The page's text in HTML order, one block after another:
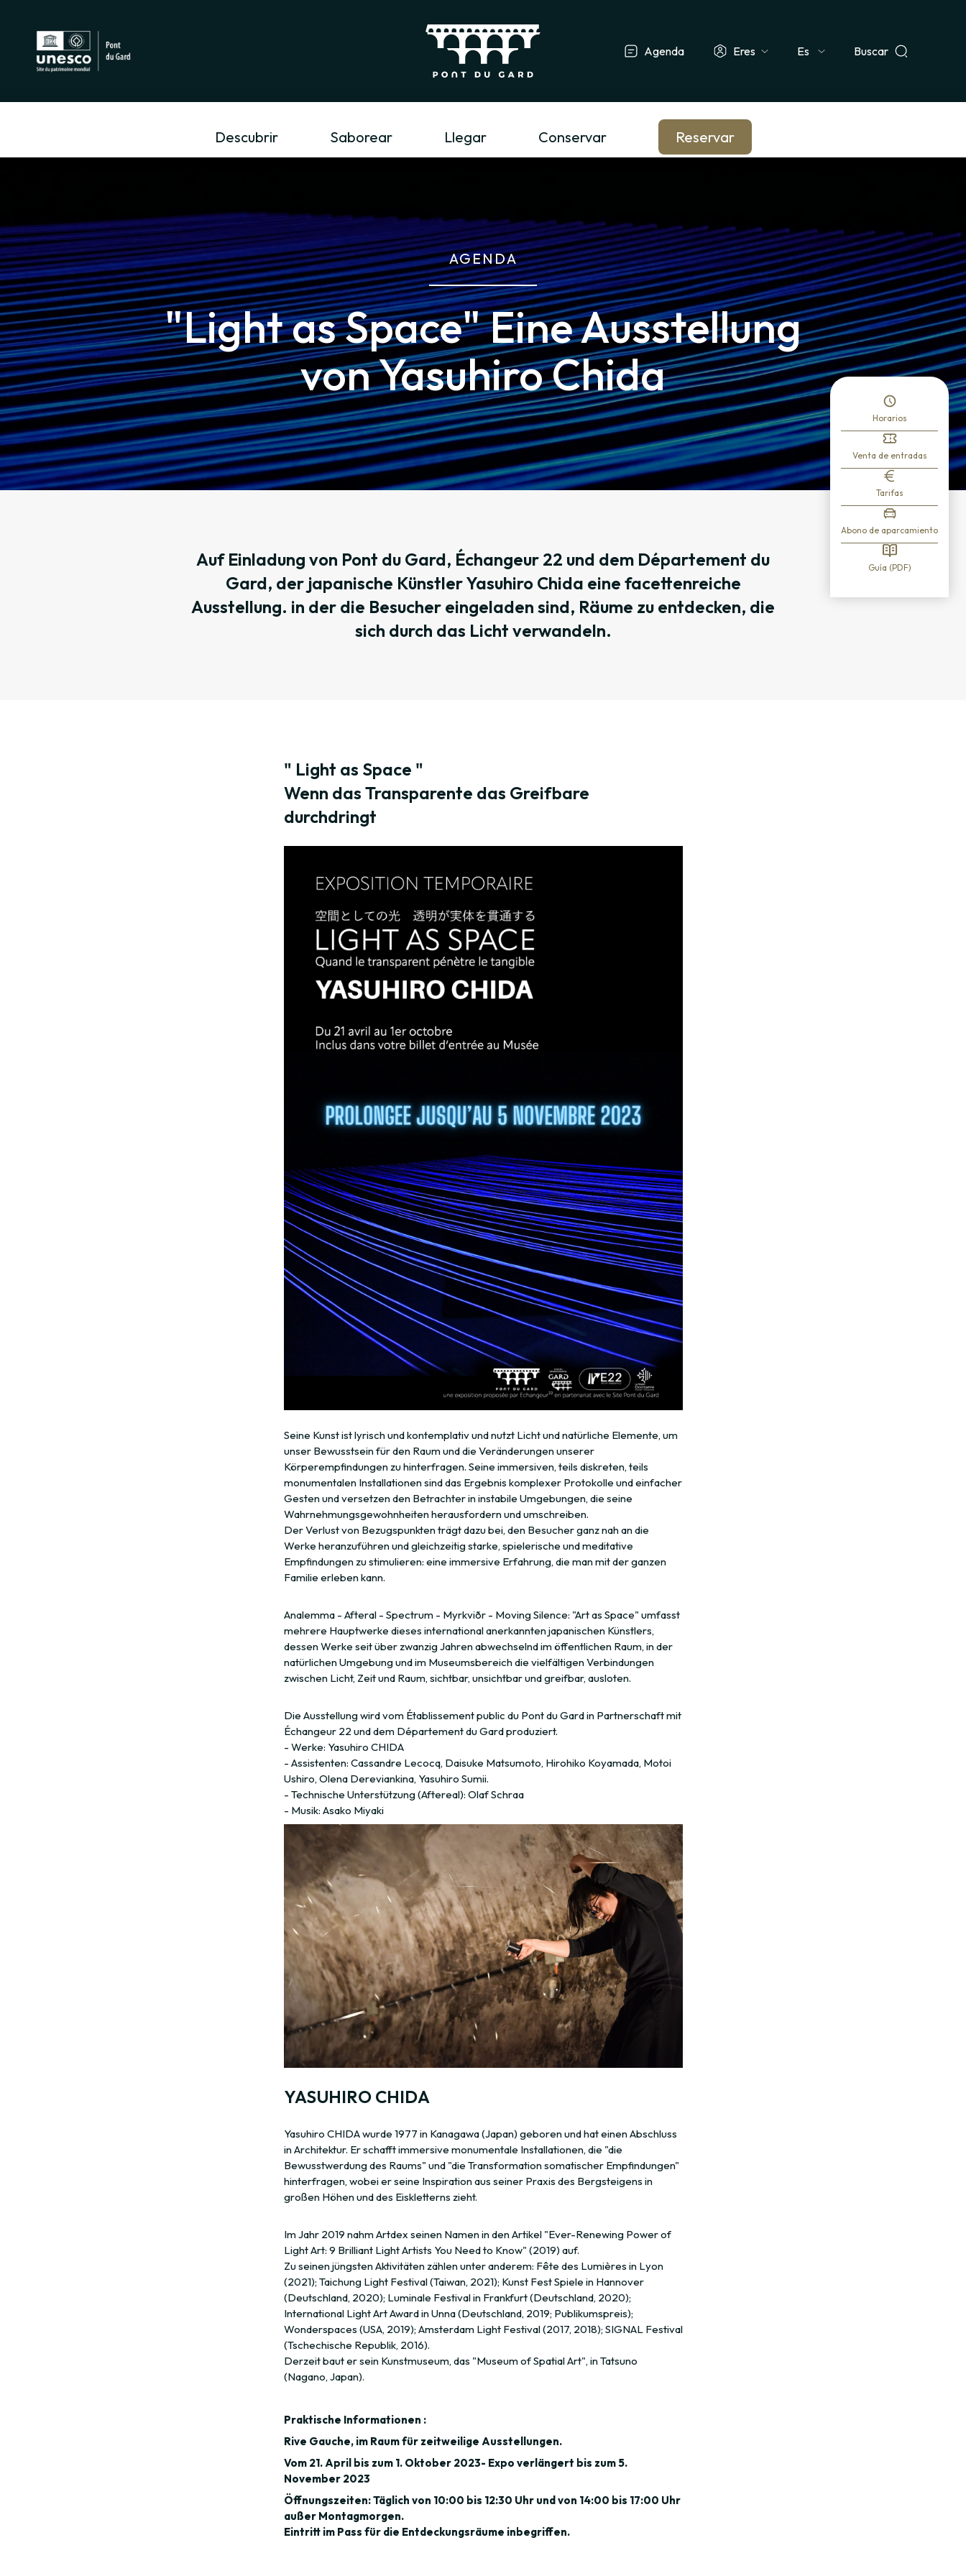
Agenda Eres
Select
Buscar
Descubrir Saborear Llegar Conservar Reservar
AGENDA
"Light as Space" Eine Ausstellung
von Yasuhiro Chida
Auf Einladung von Pont du Gard, Échangeur 22 und dem Département du
Gard, der japanische Künstler Yasuhiro Chida eine facettenreiche
Ausstellung. in der die Besucher eingeladen sind, Räume zu entdecken, die
sich durch das Licht verwandeln.
" Light as Space "
Wenn das Transparente das Greifbare
durchdringt
Seine Kunst ist lyrisch und kontemplativ und nutzt Licht und natürliche Elemente, um
unser Bewusstsein für den Raum und die Veränderungen unserer
Körperempfindungen zu hinterfragen. Seine immersiven, teils diskreten, teils
monumentalen Installationen sind das Ergebnis komplexer Protokolle und einfacher
Gesten und versetzen den Betrachter in instabile Umgebungen, die seine
Wahrnehmungsgewohnheiten herausfordern und umschreiben.
Der Verlust von Bezugspunkten trägt dazu bei, den Besucher ganz nah an die
Werke heranzuführen und gleichzeitig starke, spielerische und meditative
Empfindungen zu stimulieren: eine immersive Erfahrung, die man mit der ganzen
Familie erleben kann.
Analemma - Afteral - Spectrum - Myrkviðr - Moving Silence: "Art as Space" umfasst
mehrere Hauptwerke dieses international anerkannten japanischen Künstlers,
dessen Werke seit über zwanzig Jahren abwechselnd im öffentlichen Raum, in der
natürlichen Umgebung und im Museumsbereich die vielfältigen Verbindungen
zwischen Licht, Zeit und Raum, sichtbar, unsichtbar und greifbar, ausloten.
Die Ausstellung wird vom Établissement public du Pont du Gard in Partnerschaft mit
Échangeur 22 und dem Département du Gard produziert.
- Werke: Yasuhiro CHIDA
- Assistenten: Cassandre Lecocq, Daisuke Matsumoto, Hirohiko Koyamada, Motoi
Ushiro, Olena Dereviankina, Yasuhiro Sumii.
- Technische Unterstützung (Aftereal): Olaf Schraa
- Musik: Asako Miyaki
YASUHIRO CHIDA
Yasuhiro CHIDA wurde 1977 in Kanagawa (Japan) geboren und hat einen Abschluss
in Architektur. Er schafft immersive monumentale Installationen, die "die
Bewusstwerdung des Raums" und "die Transformation somatischer Empfindungen"
hinterfragen, wobei er seine Inspiration aus seiner Praxis des Bergsteigens in
großen Höhen und des Eiskletterns zieht.
Im Jahr 2019 nahm Artdex seinen Namen in den Artikel "Ever-Renewing Power of
Light Art: 9 Brilliant Light Artists You Need to Know" (2019) auf.
Zu seinen jüngsten Aktivitäten zählen unter anderem: Fête des Lumières in Lyon
(2021); Taichung Light Festival (Taiwan, 2021); Kunst Fest Spiele in Hannover
(Deutschland, 2020); Luminale Festival in Frankfurt (Deutschland, 2020);
International Light Art Award in Unna (Deutschland, 2019; Publikumspreis);
Wonderspaces (USA, 2019); Amsterdam Light Festival (2017, 2018); SIGNAL Festival
(Tschechische Republik, 2016).
Derzeit baut er sein Kunstmuseum, das "Museum of Spatial Art", in Tatsuno
(Nagano, Japan).
Praktische Informationen :
Rive Gauche, im Raum für zeitweilige Ausstellungen.
Vom 21. April bis zum 1. Oktober 2023- Expo verlängert bis zum 5.
November 2023
Öffnungszeiten: Täglich von 10:00 bis 12:30 Uhr und von 14:00 bis 17:00 Uhr
außer Montagmorgen.
Eintritt im Pass für die Entdeckungsräume inbegriffen.
Horarios
Venta de entradas
Tarifas
Abono de aparcamiento
Guía (PDF)